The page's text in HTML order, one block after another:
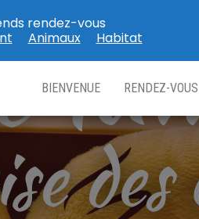
BIENVENUE RENDEZ-VOUS
rendez-vous
Animaux Habitat